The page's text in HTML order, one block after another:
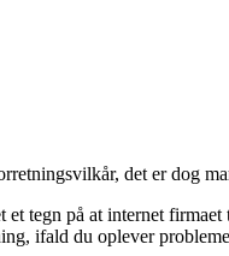
det er dog
tegn på at internet
ifald du oplever